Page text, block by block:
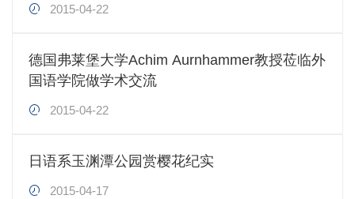
2015-04-22
德国弗莱堡大学Achim Aurnhammer教授莅临外
国语学院做学术交流
2015-04-22
日语系玉渊潭公园赏樱花纪实
2015-04-17